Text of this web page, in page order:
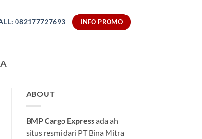
082177727693 INFO PROMO
ABOUT
BMP Cargo Expressadalah
situs resmi dari PT Bina Mitra